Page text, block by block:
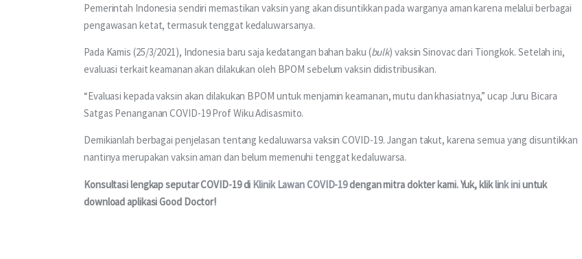
Pemerintah Indonesia sendiri memastikan vaksin yang akan disuntikkan pada warganya aman karena melalui berbagai
pengawasan ketat, termasuk tenggat kedaluwarsanya.
Pada Kamis (25/3/2021), Indonesia baru saja kedatangan bahan baku (bulk) vaksin Sinovac dari Tiongkok. Setelah ini,
evaluasi terkait keamanan akan dilakukan oleh BPOM sebelum vaksin didistribusikan.
“Evaluasi kepada vaksin akan dilakukan BPOM untuk menjamin keamanan, mutu dan khasiatnya,” ucap Juru Bicara
Satgas Penanganan COVID-19 Prof Wiku Adisasmito.
Demikianlah berbagai penjelasan tentang kedaluwarsa vaksin COVID-19. Jangan takut, karena semua yang disuntikkan
nantinya merupakan vaksin aman dan belum memenuhi tenggat kedaluwarsa.
Konsultasi lengkap seputar COVID-19 di Klinik Lawan COVID-19 dengan mitra dokter kami. Yuk, klik link ini untuk
download aplikasi Good Doctor!